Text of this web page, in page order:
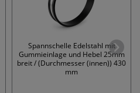
Spannschelle Edelstahl mit
Gummieinlage und Hebel 25mm
breit / (Durchmesser (innen)) 430
mm